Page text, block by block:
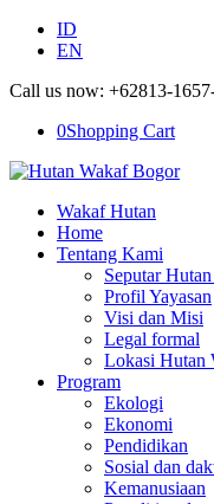
ID
EN
Call us now: +62813-
0Shopping Cart
Wakaf Hutan
Home
Tentang Kami
Seputar
Profil Yayasan
Visi dan Misi
Legal formal
Lokasi Hutan
Program
Ekologi
Ekonomi
Pendidikan
Sosial dan
Kemanusiaan